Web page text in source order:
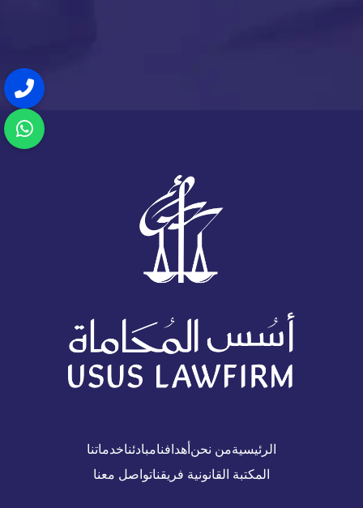
الرئيسيةمن نحنأهدافنامبادئناخدماتنا
المكتبة القانونية فريقناتواصل معنا